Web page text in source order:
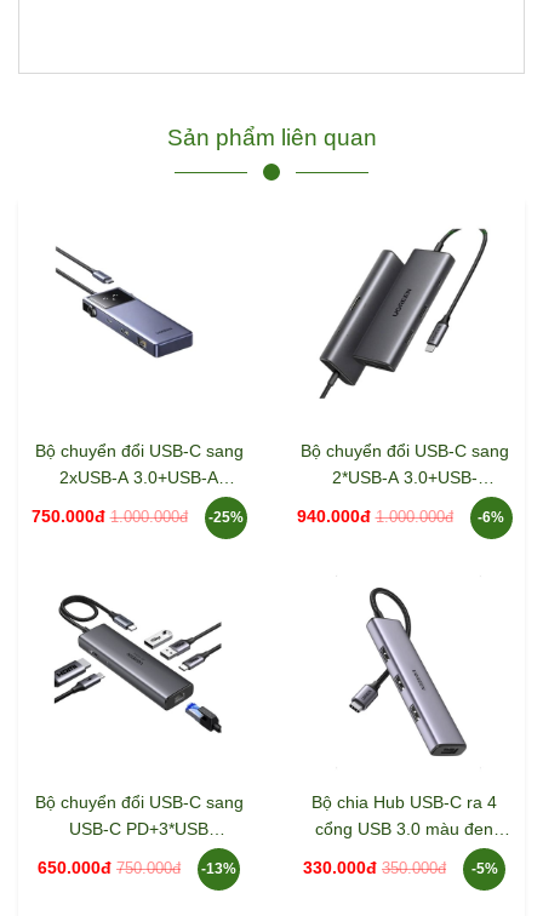
Sản phẩm liên quan
Bộ chuyển đổi USB-C sang
2xUSB-A 3.0+USB-A
2.0+USB-C 3.0+HDMI+LAN
hỗ trợ 4K Ugreen 45155
750.000đ 1.000.000đ -25%
Bộ chuyển đổi USB-C sang
2*USB-A 3.0+USB-
C+HDMI+SD/TF+PD hỗ trợ
4K Ugreen 15531 CM498
940.000đ 1.000.000đ -6%
Bộ chuyển đổi USB-C sang
USB-C PD+3*USB
3.0+RJ45+HDMI hỗ trợ
4K@60hz Ugreen 45000
650.000đ 750.000đ -13%
Bộ chia Hub USB-C ra 4
cổng USB 3.0 màu đen
Ugreen 20841 CM473
330.000đ 350.000đ -5%